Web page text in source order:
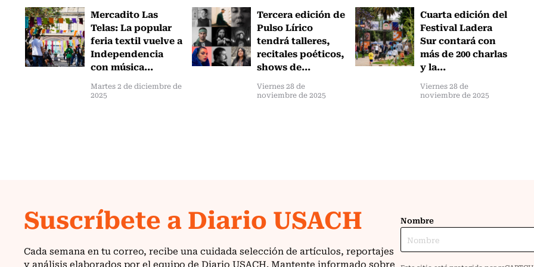
Mercadito Las
Telas: La popular
feria textil vuelve a
Independencia
con música...
Martes 2 de diciembre de
2025
Tercera edición de
Pulso Lírico
tendrá talleres,
recitales poéticos,
shows de...
Viernes 28 de
noviembre de 2025
Cuarta edición del
Festival Ladera
Sur contará con
más de 200 charlas
y la...
Viernes 28 de
noviembre de 2025